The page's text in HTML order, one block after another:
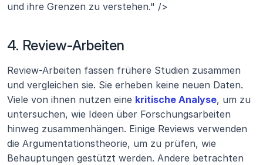
und ihre Grenzen zu verstehen." />
4. Review-Arbeiten
Review-Arbeiten fassen frühere Studien zusammen
und vergleichen sie. Sie erheben keine neuen Daten.
Viele von ihnen nutzen eine kritische Analyse, um zu
untersuchen, wie Ideen über Forschungsarbeiten
hinweg zusammenhängen. Einige Reviews verwenden
die Argumentationstheorie, um zu prüfen, wie
Behauptungen gestützt werden. Andere betrachten